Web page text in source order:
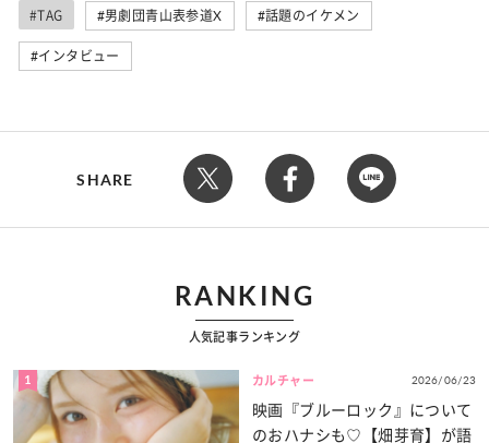
#TAG 男劇団青山表参道X 話題のイケメン
インタビュー
SHARE
RANKING
人気記事ランキング
1 カルチャー 2026/06/23
映画『ブルーロック』について
のおハナシも♡【畑芽育】が語